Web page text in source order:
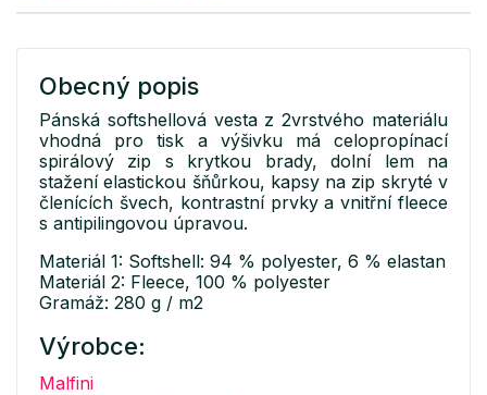
Obecný popis
Pánská softshellová vesta z 2vrstvého materiálu
vhodná pro tisk a výšivku má celopropínací
spirálový zip s krytkou brady, dolní lem na
stažení elastickou šňůrkou, kapsy na zip skryté v
členících švech, kontrastní prvky a vnitřní fleece
s antipilingovou úpravou.
Materiál 1: Softshell: 94 % polyester, 6 % elastan
Materiál 2: Fleece, 100 % polyester
Gramáž: 280 g / m2
Výrobce:
Malfini